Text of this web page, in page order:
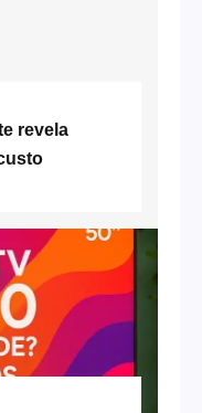
revela